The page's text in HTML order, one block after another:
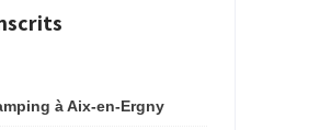
à Aix-en-Ergny